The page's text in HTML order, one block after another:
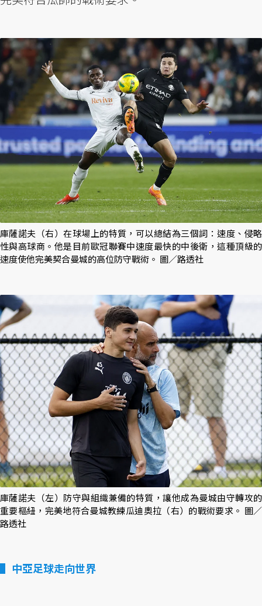
庫薩諾夫（右）在球場上的特質，可以總結為三個詞：速度、侵略
性與高球商。他是目前歐冠聯賽中速度最快的中後衛，這種頂級的
速度使他完美契合曼城的高位防守戰術。 圖／路透社
庫薩諾夫（左）防守與組織兼備的特質，讓他成為曼城由守轉攻的
重要樞紐，完美地符合曼城教練瓜迪奧拉（右）的戰術要求。 圖／
路透社
中亞足球走向世界